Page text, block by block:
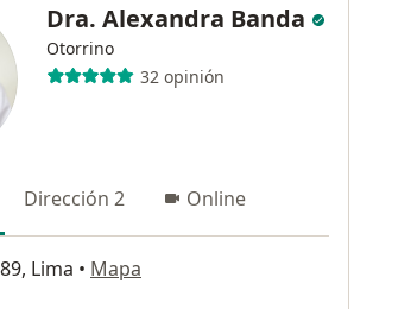
Dra. Alexandra Banda
Otorrino
32 opinión
Dirección 2 Online
Lima • Mapa